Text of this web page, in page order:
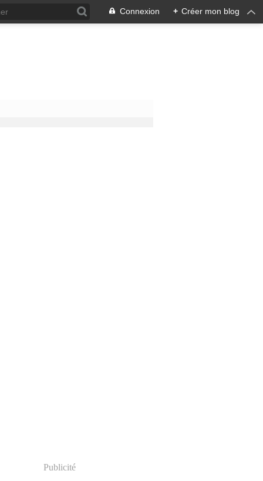
Connexion + Créer mon blog
Publicité